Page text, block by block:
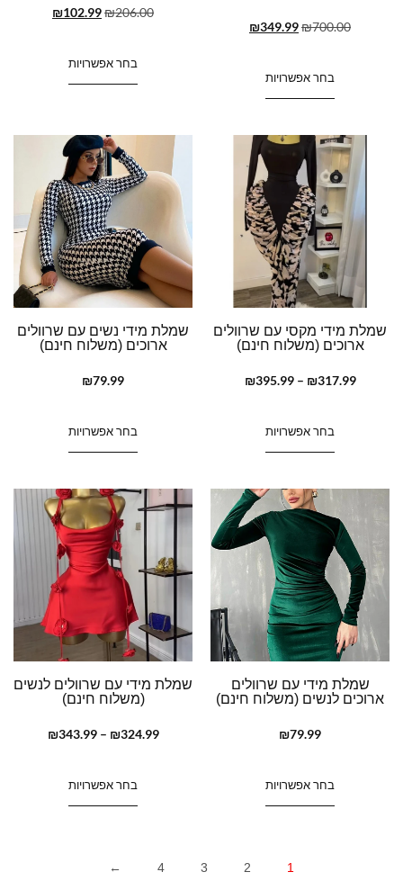
₪700.00
₪349.99
בחר אפשרויות
₪206.00
₪102.99
בחר אפשרויות
שמלת מידי מקסי עם שרוולים
ארוכים (משלוח חינם)
₪317.99
–
₪395.99
בחר אפשרויות
שמלת מידי נשים עם שרוולים
ארוכים (משלוח חינם)
₪79.99
בחר אפשרויות
שמלת מידי עם שרוולים
ארוכים לנשים (משלוח חינם)
₪79.99
בחר אפשרויות
שמלת מידי עם שרוולים לנשים
(משלוח חינם)
₪324.99
–
₪343.99
בחר אפשרויות
1
2
3
4
←